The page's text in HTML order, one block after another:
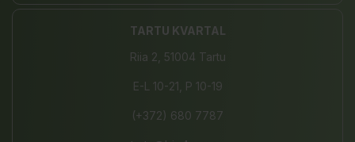
TARTU KVARTAL
Riia 2, 51004 Tartu
E-L 10-21, P 10-19
(+372) 680 7787